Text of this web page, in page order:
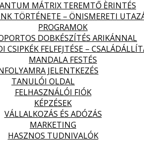
MÁTRIX TEREMTŐ ÈRINTÉS
TÖRTÉNETE – ÖNISMERETI
PROGRAMOK
DOBKÉSZÍTÉS ARIKÁNNAL
CSIPKÉK FELFEJTÉSE –
MANDALA FESTÉS
JELENTKEZÉS
TANULÓI OLDAL
FELHASZNÁLÓI FIÓK
KÉPZÉSEK
VÁLLALKOZÁS ÉS ADÓZÁS
MARKETING
HASZNOS TUDNIVALÓK